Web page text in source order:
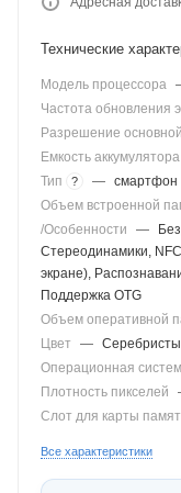
Технические
Модель процессора
Частота обновления
Разрешение
Емкость аккумулятора
Тип
? — смартфон
Объем встроенной
/Особенности
—
Стереодинамики,
экране),
Поддержка OTG
Объем оперативной
Цвет
—
Операционная
Плотность пикселей
Слот для карты
Все характеристики